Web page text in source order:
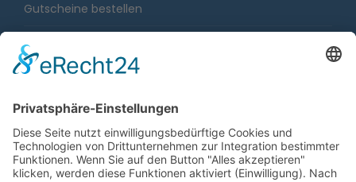
Gutscheine bestellen
Impressum
Sitemap
Datenschutz